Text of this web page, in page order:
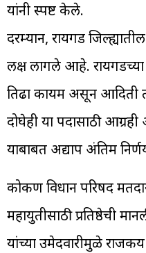
यांनी स्पष्ट केले.
दरम्यान, रायगड
लक्ष लागले आहे.
तिढा कायम असून
दोघेही या पदासाठी
याबाबत अद्याप अंतिम
कोकण विधान परिषद
महायुतीसाठी प्रतिष्ठेची
यांच्या उमेदवारीमुळे